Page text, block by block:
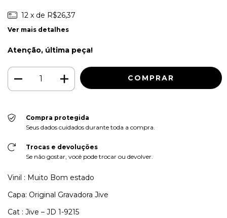
12 x de R$26,37
Ver mais detalhes
Atenção, última peça!
Compra protegida
Seus dados cuidados durante toda a compra.
Trocas e devoluções
Se não gostar, você pode trocar ou devolver.
Vinil : Muito Bom estado
Capa: Original Gravadora Jive
Cat : Jive – JD 1-9215